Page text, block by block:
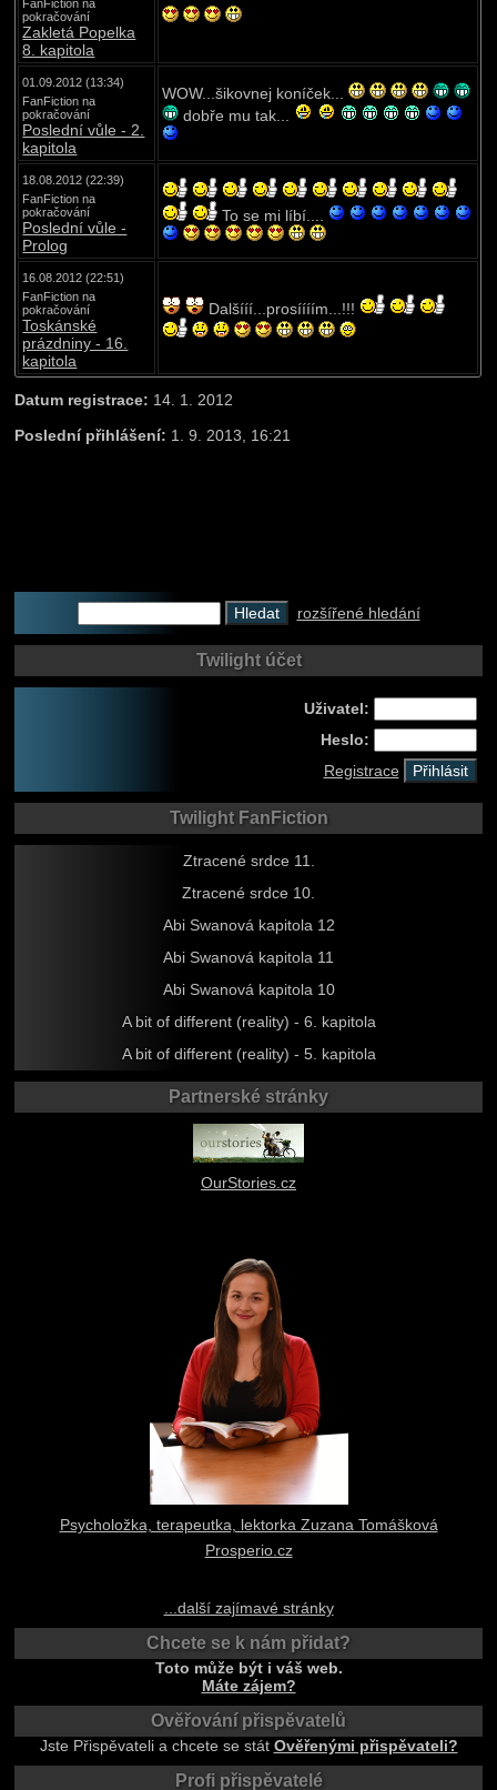
FanFiction na
pokračování
Zakletá Popelka
8. kapitola
01.09.2012 (13:34)
FanFiction na
pokračování
Poslední vůle - 2.
kapitola
WOW...šikovnej koníček...
dobře mu tak...
18.08.2012 (22:39)
FanFiction na
pokračování
Poslední vůle -
Prolog
To se mi líbí....
16.08.2012 (22:51)
FanFiction na
pokračování
Toskánské
prázdniny - 16.
kapitola
Dalšííí...prosíííím...!!!
Datum registrace: 14. 1. 2012
Poslední přihlášení: 1. 9. 2013, 16:21
rozšířené hledání
Twilight účet
Uživatel:
Heslo:
Registrace
Twilight FanFiction
Ztracené srdce 11.
Ztracené srdce 10.
Abi Swanová kapitola 12
Abi Swanová kapitola 11
Abi Swanová kapitola 10
A bit of different (reality) - 6. kapitola
A bit of different (reality) - 5. kapitola
Partnerské stránky
OurStories.cz
Psycholožka, terapeutka, lektorka Zuzana Tomášková
Prosperio.cz
...další zajímavé stránky
Chcete se k nám přidat?
Toto může být i váš web.
Máte zájem?
Ověřování přispěvatelů
Jste Přispěvateli a chcete se stát Ověřenými přispěvateli?
Profi přispěvatelé